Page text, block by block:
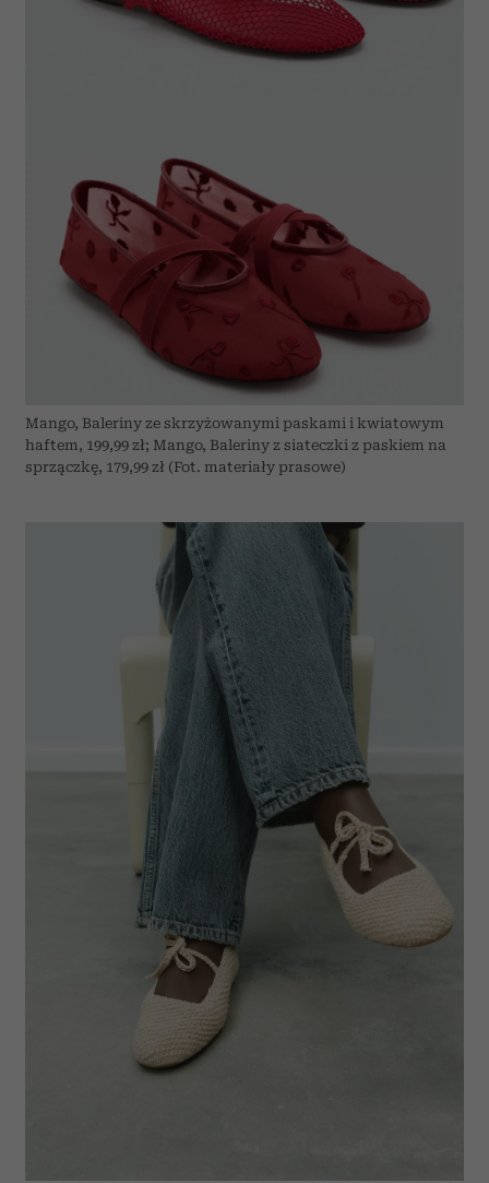
Mango, Baleriny ze skrzyżowanymi paskami i kwiatowym
haftem, 199,99 zł; Mango, Baleriny z siateczki z paskiem na
sprzączkę, 179,99 zł (Fot. materiały prasowe)